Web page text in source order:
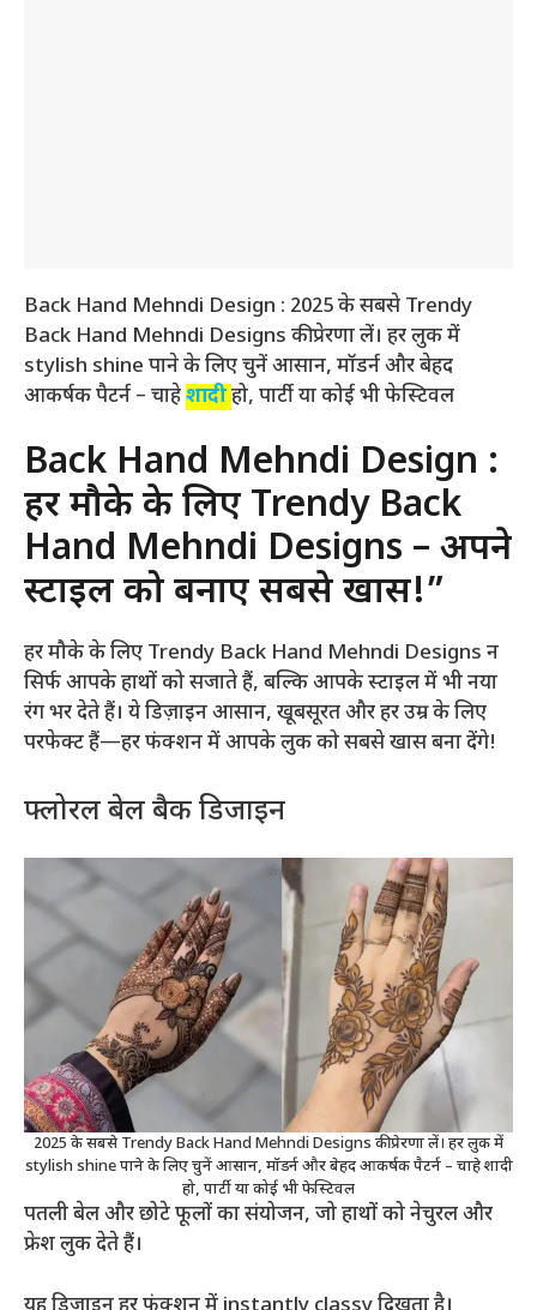
Back Hand Mehndi Design : 2025 के सबसे Trendy
Back Hand Mehndi Designs की प्रेरणा लें। हर लुक में
stylish shine पाने के लिए चुनें आसान, मॉडर्न और बेहद
आकर्षक पैटर्न – चाहेशादीहो, पार्टी या कोई भी फेस्टिवल
Back Hand Mehndi Design :
हर मौके के लिए Trendy Back
Hand Mehndi Designs – अपने
स्टाइल को बनाएं सबसे खास!”
हर मौके के लिए Trendy Back Hand Mehndi Designs न
सिर्फ आपके हाथों को सजाते हैं, बल्कि आपके स्टाइल में भी नया
रंग भर देते हैं। ये डिज़ाइन आसान, खूबसूरत और हर उम्र के लिए
परफेक्ट हैं—हर फंक्शन में आपके लुक को सबसे खास बना देंगे!
फ्लोरल बेल बैक डिजाइन
2025 के सबसे Trendy Back Hand Mehndi Designs की प्रेरणा लें। हर लुक में
stylish shine पाने के लिए चुनें आसान, मॉडर्न और बेहद आकर्षक पैटर्न – चाहे शादी
हो, पार्टी या कोई भी फेस्टिवल
पतली बेल और छोटे फूलों का संयोजन, जो हाथों को नेचुरल और
फ्रेश लुक देते हैं।